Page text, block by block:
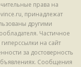
права на
принадлежат
другими
Частичное
на сайт
за достоверность
Сообщения